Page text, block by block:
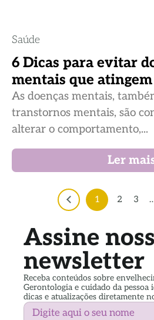
Saúde
6 Dicas para evitar
mentais que
As doenças mentais,
transtornos mentais, são
alterar o comportamento,...
Ler
1 2 3
Assine
newsletter
Receba conteúdos sobre
Gerontologia e cuidado da pessoa
dicas e atualizações diretamente